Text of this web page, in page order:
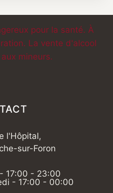
pour la santé. À
La vente d'alcool
mineurs.
l'Hôpital,
sur-Foron
17:00 - 23:00
- 17:00 - 00:00